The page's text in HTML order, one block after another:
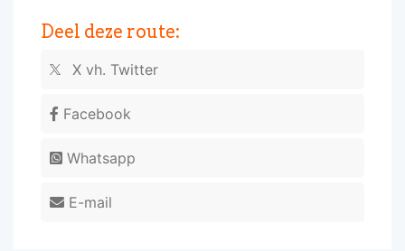
Deel deze route:
X vh. Twitter
Facebook
Whatsapp
E-mail